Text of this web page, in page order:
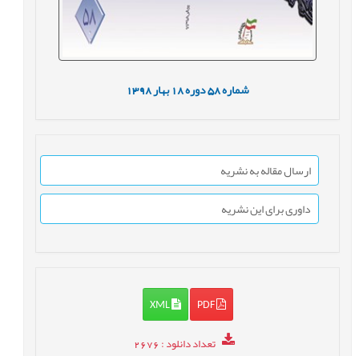
شماره58 دوره18 بهار1398
ارسال مقاله به نشریه
داوری برای این نشریه
PDF
XML
تعداد دانلود: 2676